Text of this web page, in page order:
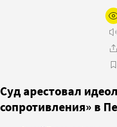
Суд арестовал
сопротивления» в